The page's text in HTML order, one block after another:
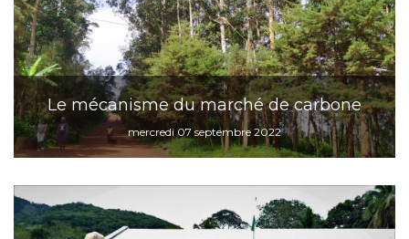
Le mécanisme du marché de carbone
mercredi 07 septembre 2022